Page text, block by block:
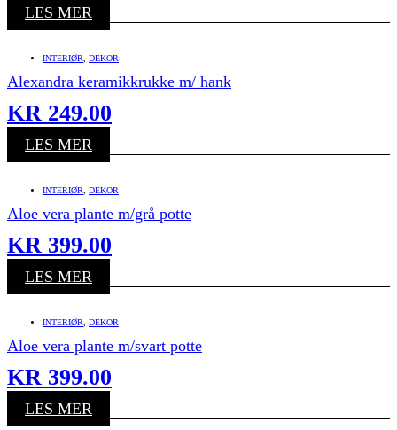
LES MER
INTERIØR DEKOR
Alexandra keramikkrukke m/ hank
KR 249.00
LES MER
INTERIØR DEKOR
Aloe vera plante m/grå potte
KR 399.00
LES MER
INTERIØR DEKOR
Aloe vera plante m/svart potte
KR 399.00
LES MER